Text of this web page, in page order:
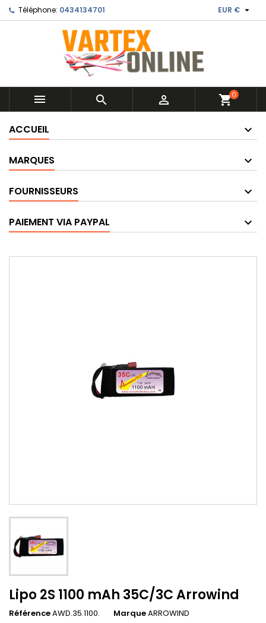
Téléphone: 0434134701 EUR € 
   shopping_cart0
ACCUEIL
MARQUES
FOURNISSEURS
PAIEMENT VIA PAYPAL
Lipo 2S 1100 mAh 35C/3C Arrowind
RéférenceAWD.35.1100. MarqueARROWIND